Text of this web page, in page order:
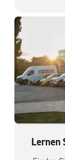
Lernen